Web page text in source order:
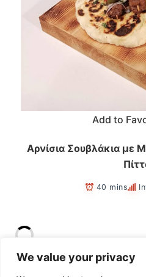
We value your privacy
Add to
Αρνίσια Σουβλάκια με
40 mins